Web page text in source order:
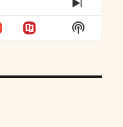
NEXT
Show
Podcast